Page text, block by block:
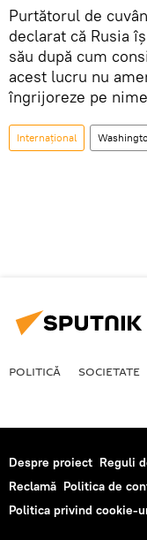
Purtătorul de
declarat că Rusia
său după cum
acest lucru nu
îngrijoreze pe
Internaţional
POLITICĂ SOCIETATE
Despre proiect Reguli
Reclamă Politica de
Politica privind cookie-